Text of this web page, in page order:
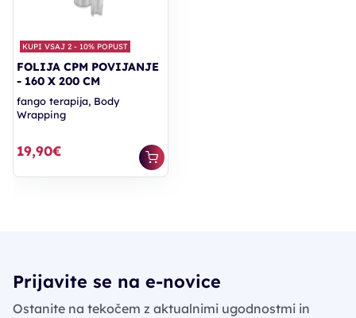
KUPI VSAJ 2 - 10% POPUST
FOLIJA CPM POVIJANJE
- 160 X 200 CM
fango terapija, Body
Wrapping
19,90€
Prijavite se na e-novice
Ostanite na tekočem z aktualnimi ugodnostmi in